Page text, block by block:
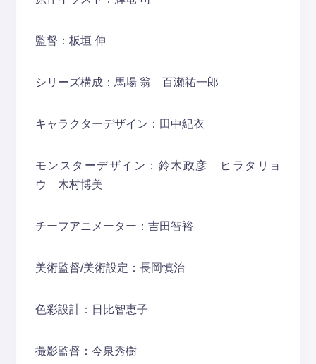
監督：板垣 伸
シリーズ構成：馬場 翁 百瀬祐一郎
キャラクターデザイン：田中紀衣
モンスターデザイン：鈴木政彦 ヒラタリョ
ウ 木村博美
チーフアニメーター：吉田智裕
美術監督/美術設定：長岡慎治
色彩設計：日比智恵子
撮影監督：今泉秀樹